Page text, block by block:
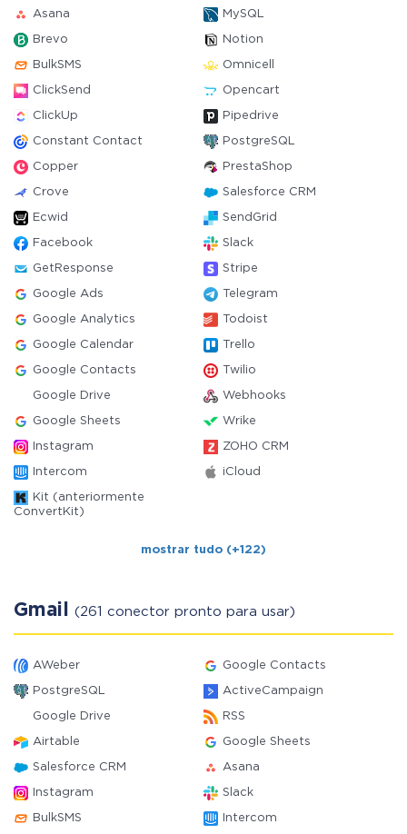
Asana MySQL
Brevo Notion
BulkSMS Omnicell
ClickSend Opencart
ClickUp Pipedrive
Constant Contact PostgreSQL
Copper PrestaShop
Crove Salesforce CRM
Ecwid SendGrid
Facebook Slack
GetResponse Stripe
Google Ads Telegram
Google Analytics Todoist
Google Calendar Trello
Google Contacts Twilio
Google Drive Webhooks
Google Sheets Wrike
Instagram ZOHO CRM
Intercom iCloud
Kit (anteriormente
ConvertKit)
mostrar tudo (+122)
Gmail (261 conector pronto para usar)
AWeber Google Contacts
PostgreSQL ActiveCampaign
Google Drive RSS
Airtable Google Sheets
Salesforce CRM Asana
Instagram Slack
BulkSMS Intercom